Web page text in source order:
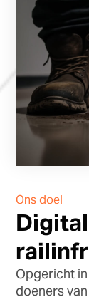
Ons doel
Opgericht
doeners